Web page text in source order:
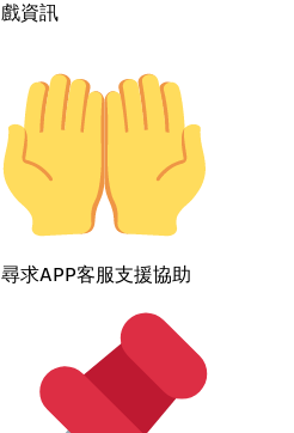
戲資訊
尋求APP客服支援協助